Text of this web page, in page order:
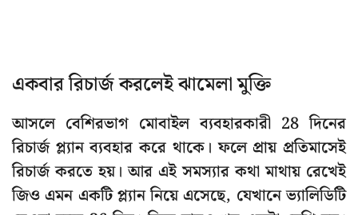
একবার রিচার্জ করলেই ঝামেলা মুক্তি
আসলে বেশিরভাগ মোবাইল ব্যবহারকারী 28 দিনের
রিচার্জ প্ল্যান ব্যবহার করে থাকে। ফলে প্রায় প্রতিমাসেই
রিচার্জ করতে হয়। আর এই সমস্যার কথা মাথায় রেখেই
জিও এমন একটি প্ল্যান নিয়ে এসেছে, যেখানে ভ্যালিডিটি